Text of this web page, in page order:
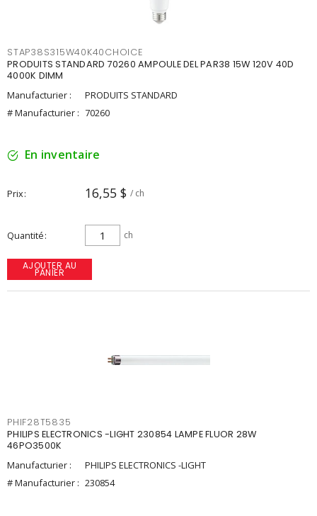
STAP38S315W40K40CHOICE
PRODUITS STANDARD 70260 AMPOULE DEL PAR38 15W 120V 40D
4000K DIMM
Manufacturier :
PRODUITS STANDARD
# Manufacturier : 70260
En inventaire
Prix 16,55 $ / ch
Quantité ch
AJOUTER AU
PANIER
PHIF28T5835
PHILIPS ELECTRONICS -LIGHT 230854 LAMPE FLUOR 28W
46PO3500K
Manufacturier :
PHILIPS ELECTRONICS -LIGHT
# Manufacturier : 230854